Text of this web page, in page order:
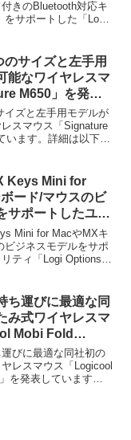
」をリリース。
きのBluetooth対応キ
をサポートした「Logi
サイズと左手用
能なワイヤレスマ
M650」を発
イズと左手用モデルが
スマウス「Signature
います。詳細は以下か
Keys Mini for
ード/マウスのビ
サポートしたユー
Options+
ス。
Mini for MacやMXキ
ビジネスモデルをサポ
ティ「Logi Options+
ち運びに最適な同
み式ワイヤレスマ
Mobi Fold
。
びに最適な同社初の
レスマウス「Logicool
を発表しています。